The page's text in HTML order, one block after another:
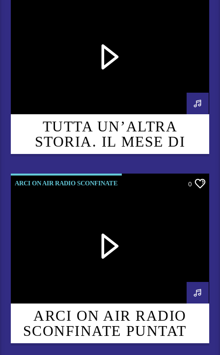
TUTTA UN’ALTRA
STORIA. IL MESE DI
ARCI ON AIR – PUNTATA
5
ARCI ON AIR RADIO SCONFINATE 0
ARCI ON AIR RADIO
SCONFINATE PUNTATA
53 – NIENTE QUORUM,